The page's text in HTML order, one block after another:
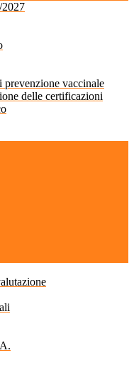
2027
vaccinale
delle certificazioni